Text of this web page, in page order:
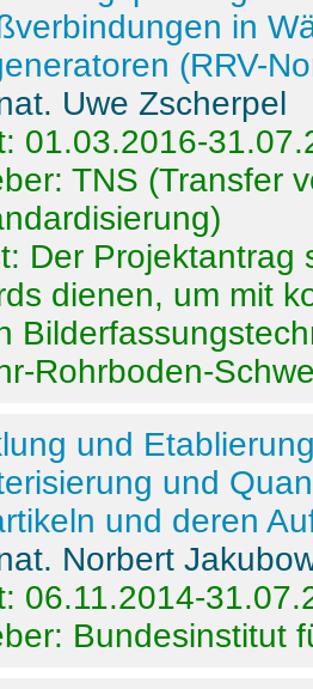
in
(RRV-
Uwe Zscherpel
01.03.2016-
TNS (Transfer
Der Projektantrag
dienen, um mit
Rohrboden-
und
und
und deren
Norbert
06.11.2014-
Bundesinstitut